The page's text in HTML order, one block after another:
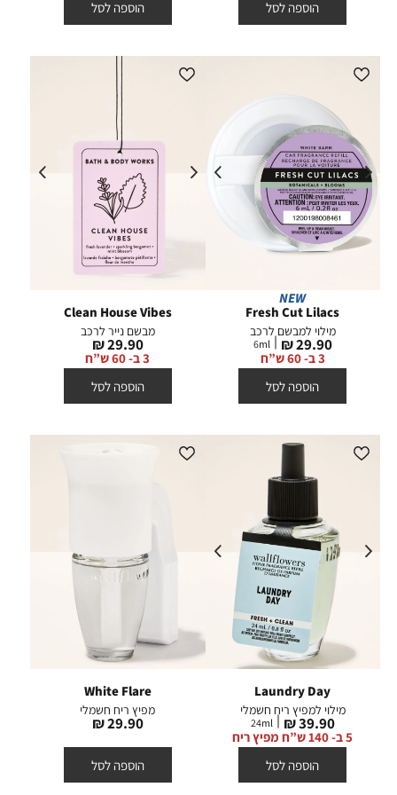
הוספה לסל
הוספה לסל
NEW
Fresh Cut Lilacs
מילוי למבשם לרכב
מחיר
מוצר
29.90 ₪
6ml
3 ב- 60 ש”ח
הוספה לסל
Clean House Vibes
מבשם נייר לרכב
מחיר
מוצר
29.90 ₪
3 ב- 60 ש”ח
הוספה לסל
Laundry Day
מילוי למפיץ ריח חשמלי
מחיר
מוצר
39.90 ₪
24ml
5 ב- 140 ש”ח מפיץ ריח
הוספה לסל
White Flare
מפיץ ריח חשמלי
מחיר
29.90 ₪
הוספה לסל